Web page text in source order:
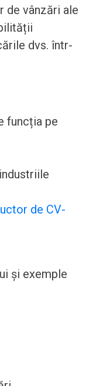
de vânzări ale
dvs. într-
funcția pe
de CV-
și exemple